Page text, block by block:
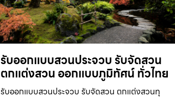
รับออกแบบสวนประจวบ รับจัดสวน
ตกแต่งสวน ออกแบบภูมิทัศน์ ทั่วไทย
รับออกแบบสวนประจวบ รับจัดสวน ตกแต่งสวนทุ